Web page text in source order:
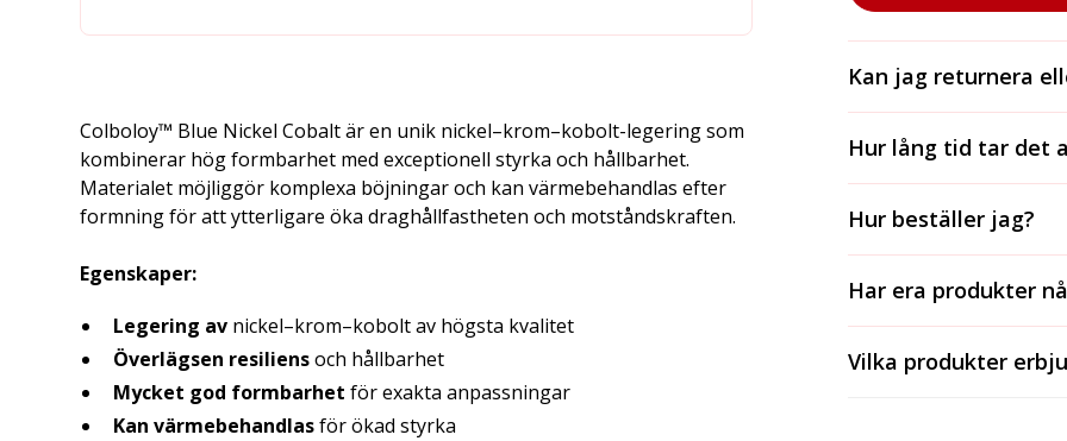
Colboloy™ Blue Nickel Cobalt är en unik nickel–krom–kobolt-legering som
kombinerar hög formbarhet med exceptionell styrka och hållbarhet.
Materialet möjliggör komplexa böjningar och kan värmebehandlas efter
formning för att ytterligare öka draghållfastheten och motståndskraften.
Egenskaper:
Legering av nickel–krom–kobolt av högsta kvalitet
Överlägsen resiliensoch hållbarhet
Mycket god formbarhet för exakta anpassningar
Kan värmebehandlasför ökad styrka
Kan jag returnera
i originalförpackning.
Hur lång tid tar det
och 2-3 dagar med
längre och varierar
leverantörens
leveranstiden för
Hur beställer jag?
ringer oss på 031-81
Har era produkter
beroende på
Vilka produkter